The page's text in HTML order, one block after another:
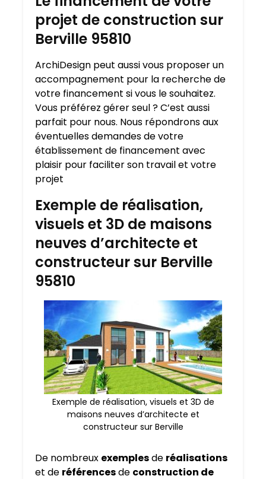
projet de construction sur
Berville 95810
ArchiDesign peut aussi vous proposer un
accompagnement pour la recherche de
votre financement si vous le souhaitez.
Vous préférez gérer seul ? C’est aussi
parfait pour nous. Nous répondrons aux
éventuelles demandes de votre
établissement de financement avec
plaisir pour faciliter son travail et votre
projet
Exemple de réalisation,
visuels et 3D de maisons
neuves d’architecte et
constructeur sur Berville
95810
Exemple de réalisation, visuels et 3D de
maisons neuves d’architecte et
constructeur sur Berville
De nombreux exemplesde réalisations
et de référencesde construction de